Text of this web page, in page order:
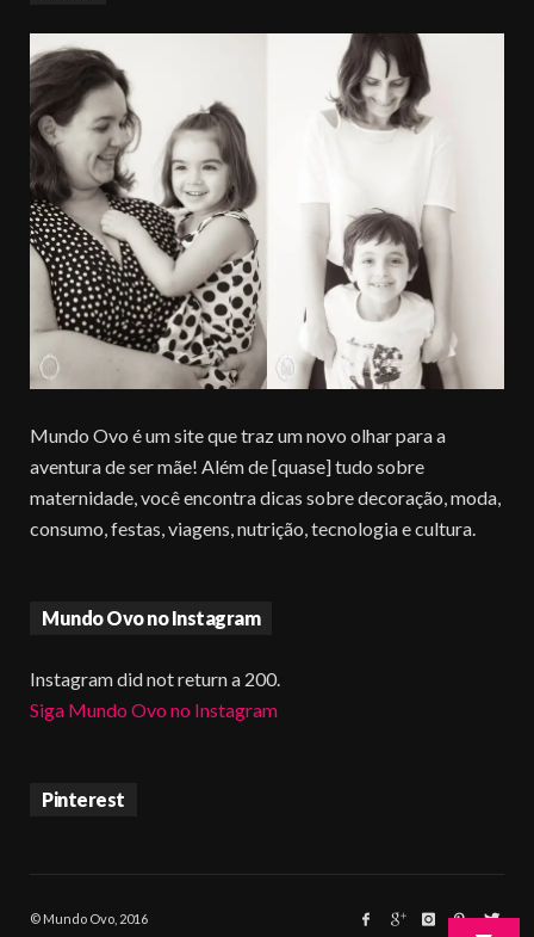
Mundo Ovo é um site que traz um novo olhar para a
aventura de ser mãe! Além de [quase] tudo sobre
maternidade, você encontra dicas sobre decoração, moda,
consumo, festas, viagens, nutrição, tecnologia e cultura.
Mundo Ovo no Instagram
Instagram did not return a 200.
Siga Mundo Ovo no Instagram
Pinterest
© Mundo Ovo, 2016